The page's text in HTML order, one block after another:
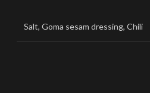
Salt, Goma sesam dressing, Chili